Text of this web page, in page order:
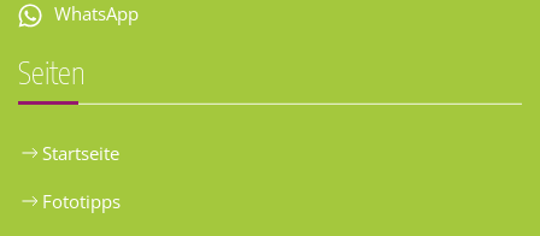
WhatsApp
Seiten
Startseite
Fototipps